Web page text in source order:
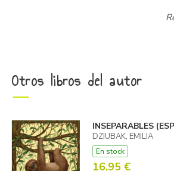
Otros libros del autor
INSEPARABLES
DZIUBAK, EMILIA
En stock
16,95 €